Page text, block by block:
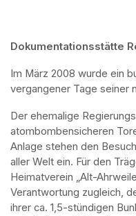
Dokumentationsstätte
Im März 2008 wurde ein
vergangener Tage seiner
Der ehemalige
atombombensicheren
Anlage stehen den
aller Welt ein. Für den
Heimatverein „Alt-
Verantwortung zugleich,
ihrer ca. 1,5-stündigen